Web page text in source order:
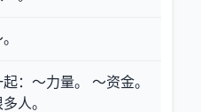
：～力量。 ～资金。
人。